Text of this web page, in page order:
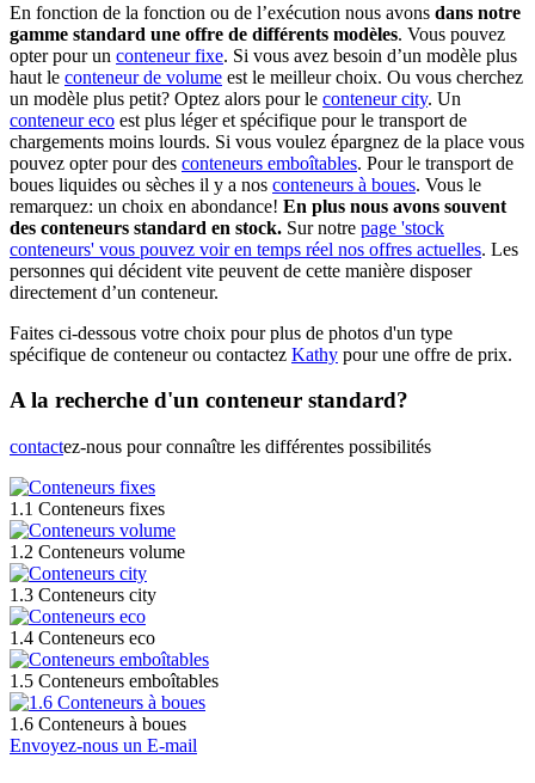
En fonction de la fonction ou de l’exécution nous avons dans notre
gamme standard une offre de différents modèles. Vous pouvez
opter pour un conteneur fixe. Si vous avez besoin d’un modèle plus
haut le conteneur de volume est le meilleur choix. Ou vous cherchez
un modèle plus petit? Optez alors pour le conteneur city. Un
conteneur eco est plus léger et spécifique pour le transport de
chargements moins lourds. Si vous voulez épargnez de la place vous
pouvez opter pour des conteneurs emboîtables. Pour le transport de
boues liquides ou sèches il y a nos conteneurs à boues. Vous le
remarquez: un choix en abondance! En plus nous avons souvent
des conteneurs standard en stock. Sur notre page 'stock
conteneurs' vous pouvez voir en temps réel nos offres actuelles. Les
personnes qui décident vite peuvent de cette manière disposer
directement d’un conteneur.
Faites ci-dessous votre choix pour plus de photos d'un type
spécifique de conteneur ou contactez Kathy pour une offre de prix.
A la recherche d'un conteneur standard?
contactez-nous pour connaître les différentes possibilités
1.1 Conteneurs fixes
1.2 Conteneurs volume
1.3 Conteneurs city
1.4 Conteneurs eco
1.5 Conteneurs emboîtables
1.6 Conteneurs à boues
Envoyez-nous un E-mail